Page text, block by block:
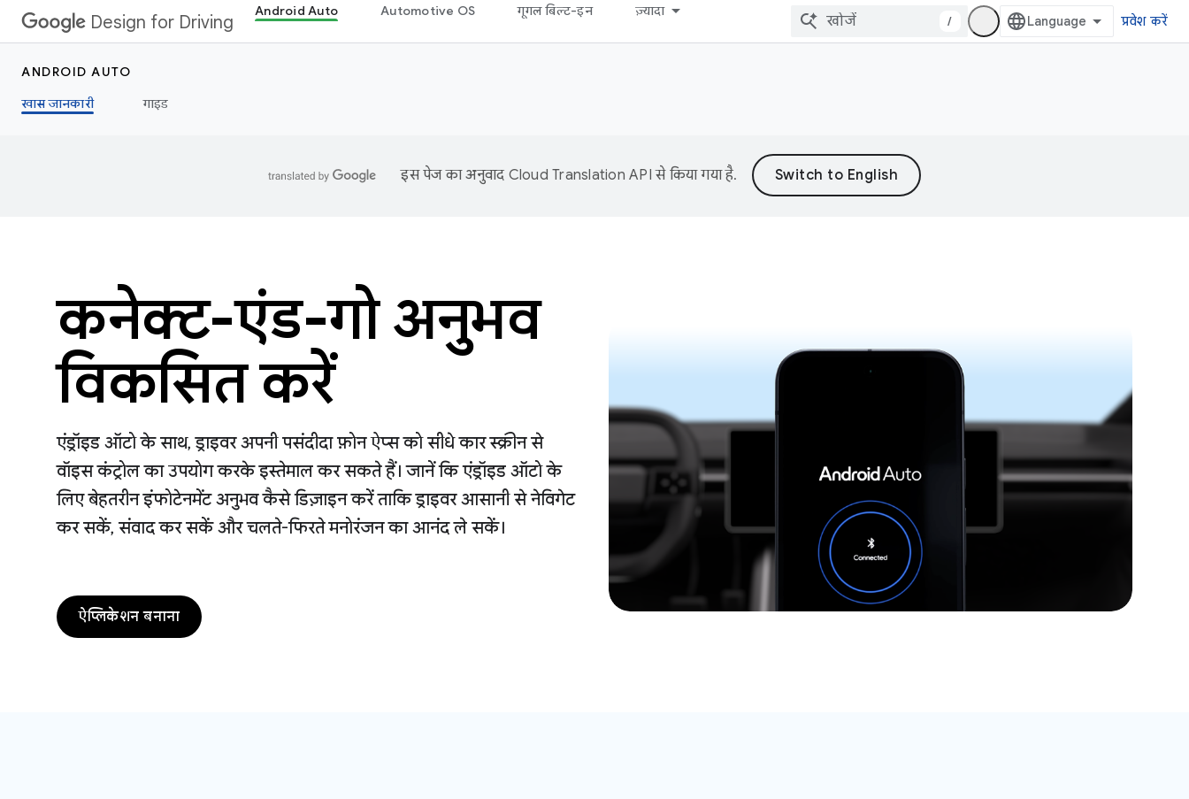
Design for Driving
Android Auto Automotive OS गूगल बिल्ट-इन ज़्यादा
/ प्रवेश करें
ANDROID AUTO
खास जानकारी
गाइड
इस पेज का अनुवाद Cloud Translation API से किया गया है.
कनेक्ट-एंड-गो अनुभव
विकसित करें
एंड्रॉइड ऑटो के साथ, ड्राइवर अपनी पसंदीदा फ़ोन ऐप्स को सीधे कार स्क्रीन से
वॉइस कंट्रोल का उपयोग करके इस्तेमाल कर सकते हैं। जानें कि एंड्रॉइड ऑटो के
लिए बेहतरीन इंफोटेनमेंट अनुभव कैसे डिज़ाइन करें ताकि ड्राइवर आसानी से नेविगेट
कर सकें, संवाद कर सकें और चलते-फिरते मनोरंजन का आनंद ले सकें।
ऐप्लिकेशन बनाना